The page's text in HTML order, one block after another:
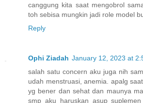
canggung kita saat mengobrol
toh sebisa mungkin jadi role model
Reply
Ophi Ziadah January 12, 2023 at
salah satu concern aku juga nih
udah menstruasi, anemia. apalg
yg bener dan sehat dan maunya
smp aku haruskan asup